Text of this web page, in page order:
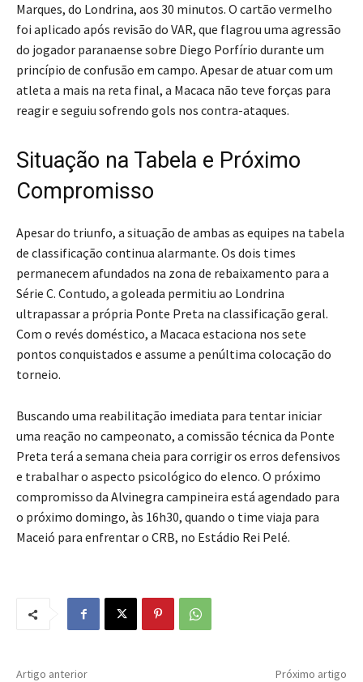
Marques, do Londrina, aos 30 minutos. O cartão vermelho
foi aplicado após revisão do VAR, que flagrou uma agressão
do jogador paranaense sobre Diego Porfírio durante um
princípio de confusão em campo. Apesar de atuar com um
atleta a mais na reta final, a Macaca não teve forças para
reagir e seguiu sofrendo gols nos contra-ataques.
Situação na Tabela e Próximo
Compromisso
Apesar do triunfo, a situação de ambas as equipes na tabela
de classificação continua alarmante. Os dois times
permanecem afundados na zona de rebaixamento para a
Série C. Contudo, a goleada permitiu ao Londrina
ultrapassar a própria Ponte Preta na classificação geral.
Com o revés doméstico, a Macaca estaciona nos sete
pontos conquistados e assume a penúltima colocação do
torneio.
Buscando uma reabilitação imediata para tentar iniciar
uma reação no campeonato, a comissão técnica da Ponte
Preta terá a semana cheia para corrigir os erros defensivos
e trabalhar o aspecto psicológico do elenco. O próximo
compromisso da Alvinegra campineira está agendado para
o próximo domingo, às 16h30, quando o time viaja para
Maceió para enfrentar o CRB, no Estádio Rei Pelé.
Artigo anterior Próximo artigo